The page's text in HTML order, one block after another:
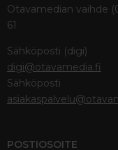
Otavamedian vaihde
61
Sähköposti (digi)
digi@otavamedia.fi
Sähköposti
POSTIOSOITE